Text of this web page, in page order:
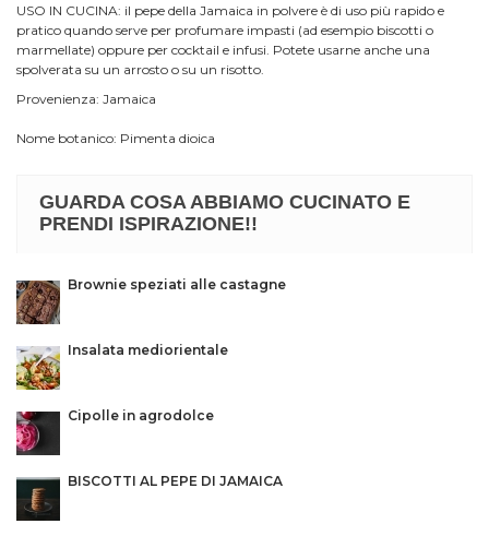
USO IN CUCINA: il pepe della Jamaica in polvere è di uso più rapido e
pratico quando serve per profumare impasti (ad esempio biscotti o
marmellate) oppure per cocktail e infusi. Potete usarne anche una
spolverata su un arrosto o su un risotto.
Provenienza: Jamaica
Nome botanico: Pimenta dioica
GUARDA COSA ABBIAMO CUCINATO E
PRENDI ISPIRAZIONE!!
Brownie speziati alle castagne
Insalata mediorientale
Cipolle in agrodolce
BISCOTTI AL PEPE DI JAMAICA